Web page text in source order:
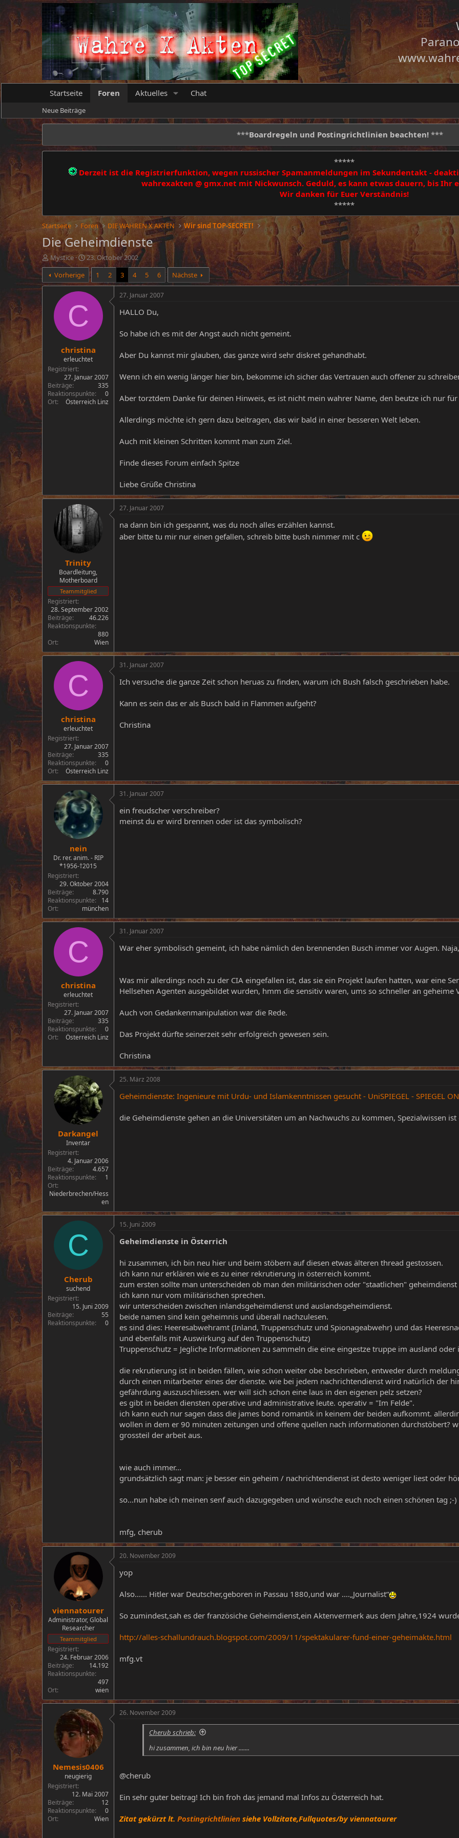
Startseite Foren Aktuelles Chat
Neue Beiträge
***Boardregeln und Postingrichtlinien beachten! ***
*****
Derzeit ist die Registrierfunktion, wegen russischer Spamanmeldungen im Sekundentakt -
wahrexakten @ gmx.net mit Nickwunsch. Geduld, es kann etwas dauern, bis Ihr
Wir danken für Euer Verständnis!
*****
Startseite Foren DIE WAHREN X AKTEN Wir sind TOP-SECRET!
Die Geheimdienste
E
r
s
t
Mystice
E
r
t
e
l
t
m
23. Oktober 2002
Vorherige
1 2 3 4 5 6 Nächste
C
christina
erleuchtet
Registriert
27. Januar 2007
Beiträge
335
Reaktionspunkte
0
Ort
Österreich Linz
27. Januar 2007
HALLO Du,
So habe ich es mit der Angst auch nicht gemeint.
Aber Du kannst mir glauben, das ganze wird sehr diskret gehandhabt.
Wenn ich ein wenig länger hier bin, bekomme ich sicher das Vertrauen auch offener zu
Aber torztdem Danke für deinen Hinweis, es ist nicht mein wahrer Name, den beutze ich nur
Allerdings möchte ich gern dazu beitragen, das wir bald in einer besseren Welt leben.
Auch mit kleinen Schritten kommt man zum Ziel.
Finde dieses Forum einfach Spitze
Liebe Grüße Christina
Trinity
Boardleitung,
Motherboard
Teammitglied
Registriert
28. September 2002
Beiträge
46.226
Reaktionspunkte
880
Ort
Wien
27. Januar 2007
na dann bin ich gespannt, was du noch alles erzählen kannst.
aber bitte tu mir nur einen gefallen, schreib bitte bush nimmer mit c
C
christina
erleuchtet
Registriert
27. Januar 2007
Beiträge
335
Reaktionspunkte
0
Ort
Österreich Linz
31. Januar 2007
Ich versuche die ganze Zeit schon heruas zu finden, warum ich Bush falsch geschrieben habe.
Kann es sein das er als Busch bald in Flammen aufgeht?
Christina
nein
Dr. rer. anim. - RIP
*1956-†2015
Registriert
29. Oktober 2004
Beiträge
8.790
Reaktionspunkte
14
Ort
münchen
31. Januar 2007
ein freudscher verschreiber?
meinst du er wird brennen oder ist das symbolisch?
C
christina
erleuchtet
Registriert
27. Januar 2007
Beiträge
335
Reaktionspunkte
0
Ort
Österreich Linz
31. Januar 2007
War eher symbolisch gemeint, ich habe nämlich den brennenden Busch immer vor Augen.
Was mir allerdings noch zu der CIA eingefallen ist, das sie ein Projekt laufen hatten, war eine
Hellsehen Agenten ausgebildet wurden, hmm die sensitiv waren, ums so schneller an geheime
Auch von Gedankenmanipulation war die Rede.
Das Projekt dürfte seinerzeit sehr erfolgreich gewesen sein.
Christina
Darkangel
Inventar
Registriert
4. Januar 2006
Beiträge
4.657
Reaktionspunkte
1
Ort
Niederbrechen/Hess
en
25. März 2008
Geheimdienste: Ingenieure mit Urdu- und Islamkenntnissen gesucht - UniSPIEGEL - SPIEGEL
die Geheimdienste gehen an die Universitäten um an Nachwuchs zu kommen, Spezialwissen
C
Cherub
suchend
Registriert
15. Juni 2009
Beiträge
55
Reaktionspunkte
0
15. Juni 2009
Geheimdienste in Österrich
hi zusammen, ich bin neu hier und beim stöbern auf diesen etwas älteren thread gestossen.
ich kann nur erklären wie es zu einer rekrutierung in österreich kommt.
zum ersten sollte man unterscheiden ob man den militärischen oder "staatlichen"
ich kann nur vom militärischen sprechen.
wir unterscheiden zwischen inlandsgeheimdienst und auslandsgeheimdienst.
beide namen sind kein geheimnis und überall nachzulesen.
es sind dies: Heeresabwehramt (Inland, Truppenschutz und Spionageabwehr) und das
und ebenfalls mit Auswirkung auf den Truppenschutz)
Truppenschutz = Jegliche Informationen zu sammeln die eine eingestze truppe im ausland
die rekrutierung ist in beiden fällen, wie schon weiter obe beschrieben, entweder durch
durch einen mitarbeiter eines der dienste. wie bei jedem nachrichtendienst wird natürlich der
gefährdung auszuschliessen. wer will sich schon eine laus in den eigenen pelz setzen?
es gibt in beiden diensten operative und administrative leute. operativ = "Im Felde".
ich kann euch nur sagen dass die james bond romantik in keinem der beiden aufkommt.
wollen in dem er 90 minuten zeitungen und offene quellen nach informationen durchstöbert?
grossteil der arbeit aus.
wie auch immer...
grundsätzlich sagt man: je besser ein geheim / nachrichtendienst ist desto weniger liest oder
so...nun habe ich meinen senf auch dazugegeben und wünsche euch noch einen schönen tag ;-)
mfg, cherub
viennatourer
Administrator, Global
Researcher
Teammitglied
Registriert
24. Februar 2006
Beiträge
14.192
Reaktionspunkte
497
Ort
wien
20. November 2009
yop
Also...... Hitler war Deutscher,geboren in Passau 1880,und war ....„Journalist“
So zumindest,sah es der französiche Geheimdienst,ein Aktenvermerk aus dem Jahre,1924
http://alles-schallundrauch.blogspot.com/2009/11/spektakularer-fund-einer-geheimakte.html
mfg.vt
Nemesis0406
neugierig
Registriert
12. Mai 2007
Beiträge
12
Reaktionspunkte
0
Ort
Wien
26. November 2009
Cherub schrieb:
hi zusammen, ich bin neu hier .......
@cherub
Ein sehr guter beitrag! Ich bin froh das jemand mal Infos zu Österreich hat.
Zitat gekürzt lt. Postingrichtlinien siehe Vollzitate,Fullquotes/by viennatourer